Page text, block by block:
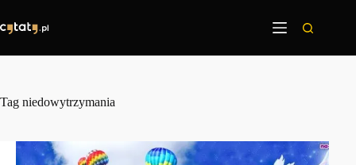
treści
Tag niedowytrzymania